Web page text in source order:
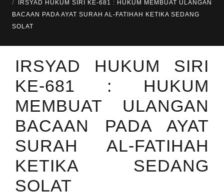
IRSYAD HUKUM SIRI KE-681 : HUKUM MEMBUAT ULANGAN
BACAAN PADA AYAT SURAH AL-FATIHAH KETIKA SEDANG
SOLAT
IRSYAD HUKUM SIRI
KE-681 : HUKUM
MEMBUAT ULANGAN
BACAAN PADA AYAT
SURAH AL-FATIHAH
KETIKA SEDANG
SOLAT